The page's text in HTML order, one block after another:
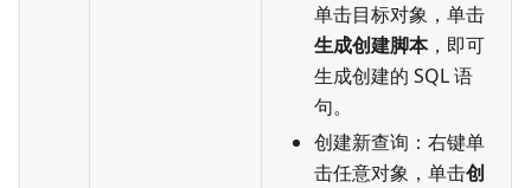
单击目标对象，单击
生成创建脚本，即可
生成创建的 SQL 语
句。
创建新查询：右键单
击任意对象，单击创